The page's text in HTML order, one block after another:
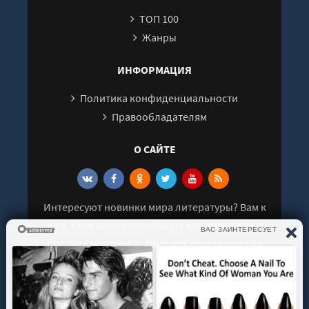
ТОП 100
Жанры
ИНФОРМАЦИЯ
Политика конфиденциальности
Правообладателям
О САЙТЕ
Интересуют новинки мира литературы? Вам к
нам. У нас можно послушать как новые так и
старые аудиокниги. Выбрать и поделиться с
друзьями лучшими аудиокнигами!